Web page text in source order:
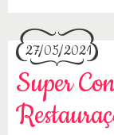
27/05/2021
Super